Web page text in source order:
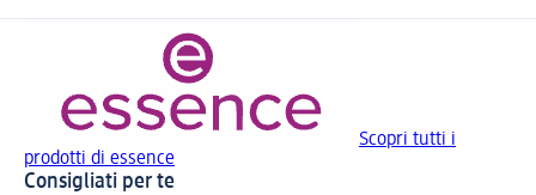
Scopri tutti i
prodotti di essence
Consigliati per te